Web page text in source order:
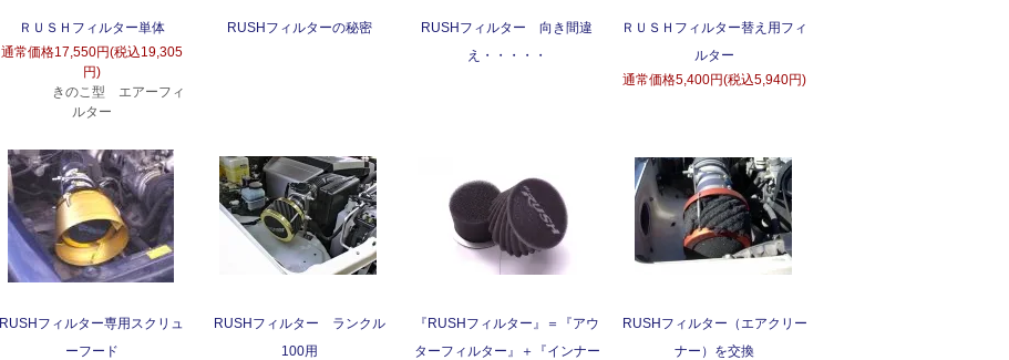
ＲＵＳＨフィルター単体
通常価格17,550円(税込19,305
円)
きのこ型 エアーフィ
ルター
RUSHフィルターの秘密
RUSHフィルター 向き間違
え・・・・・
ＲＵＳＨフィルター替え用フィ
ルター
通常価格5,400円(税込5,940円)
RUSHフィルター専用スクリュ
ーフード
RUSHフィルター ランクル
100用
『RUSHフィルター』＝『アウ
ターフィルター』＋『インナー
RUSHフィルター（エアクリー
ナー）を交換